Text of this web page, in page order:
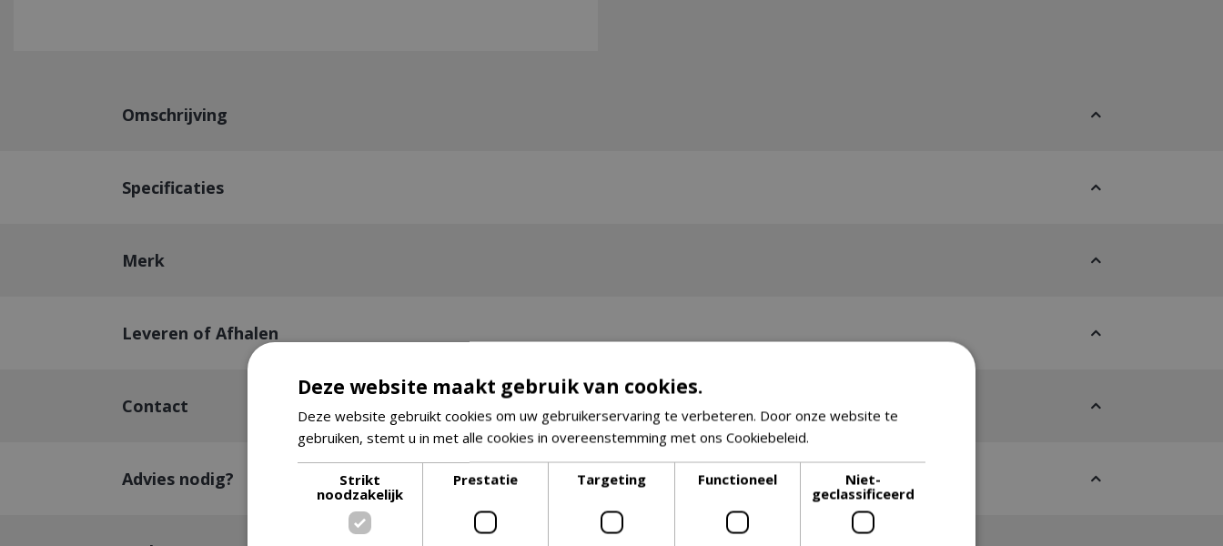
Omschrijving
Specificaties
Merk
Leveren of Afhalen
Contact
Advies nodig?
Deze website maakt gebruik van cookies.
Deze website gebruikt cookies om uw gebruikerservaring te verbeteren. Door onze website te
gebruiken, stemt u in met alle cookies in overeenstemming met ons Cookiebeleid.
Strikt
noodzakelijk
Prestatie Targeting Functioneel
Niet-
geclassificeerd